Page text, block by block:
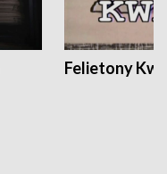
Felietony